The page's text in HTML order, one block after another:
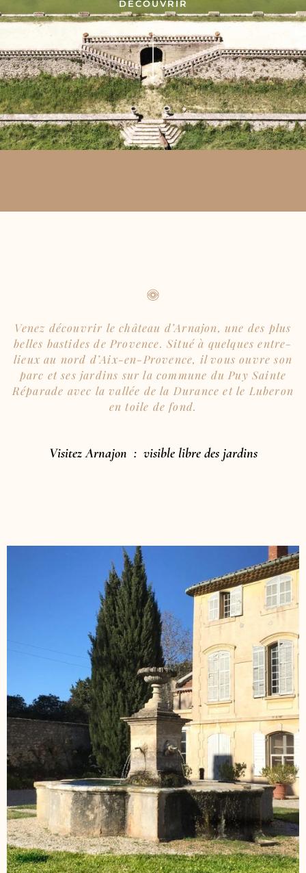
DÉCOUVRIR
Venez découvrir le château d’Arnajon, une des plus
belles bastides de Provence. Situé à quelques entre-
lieux au nord d’Aix-en-Provence, il vous ouvre son
parc et ses jardins sur la commune du Puy Sainte
Réparade avec la vallée de la Durance et le Luberon
en toile de fond.
Visitez Arnajon : visible libre des jardins